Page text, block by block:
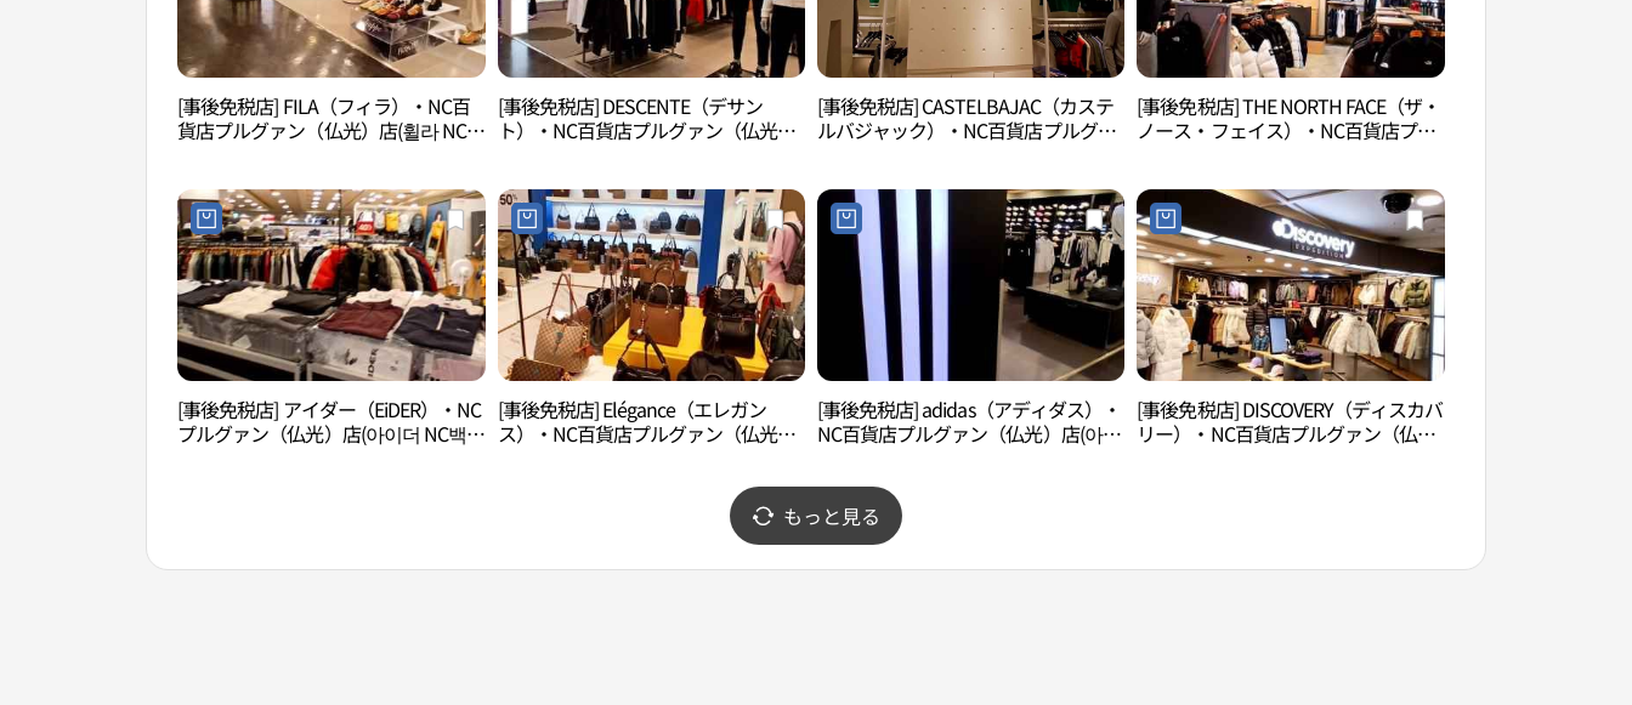
[事後免税店] FILA（フィラ）・NC百
貨店プルグァン（仏光）店(휠라 NC백
[事後免税店] DESCENTE（デサン
ト）・NC百貨店プルグァン（仏光）
[事後免税店] CASTELBAJAC（カステ
ルバジャック）・NC百貨店プルグァ
[事後免税店] THE NORTH FACE（ザ・
ノース・フェイス）・NC百貨店プル
[事後免税店] アイダー（EiDER）・NC
プルグァン（仏光）店(아이더 NC백화
[事後免税店] Elégance（エレガン
ス）・NC百貨店プルグァン（仏光）
[事後免税店] adidas（アディダス）・
NC百貨店プルグァン（仏光）店(아디
[事後免税店] DISCOVERY（ディスカバ
リー）・NC百貨店プルグァン（仏
もっと見る